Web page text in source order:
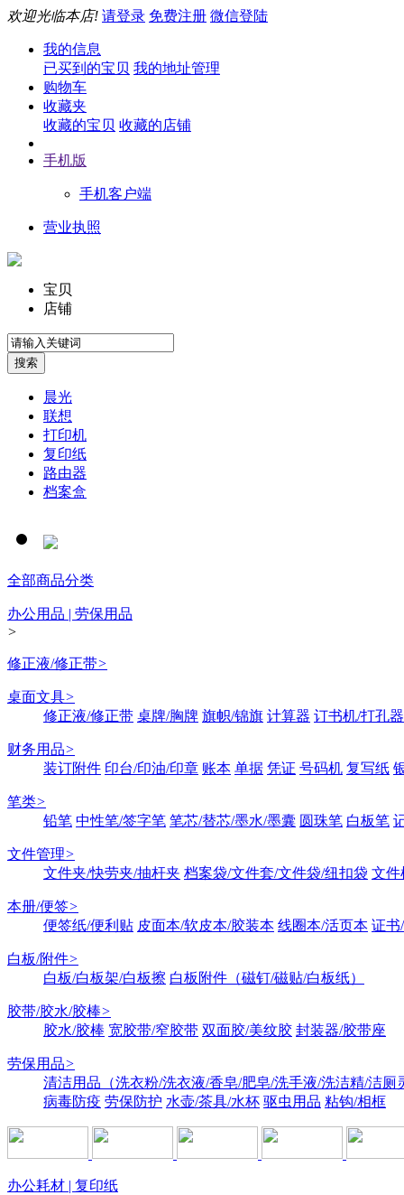
欢迎光临本店! 请登录 免费注册 微信登陆
我的信息
已买到的宝贝 我的地址管理
购物车
收藏夹
收藏的宝贝 收藏的店铺
手机版
手机客户端
营业执照
宝贝
店铺
晨光
联想
打印机
复印纸
路由器
档案盒
全部商品分类
办公用品 | 劳保用品
>
修正液/修正带>
桌面文具>
修正液/修正带 桌牌/胸牌 旗帜/锦旗 计算器 订书机/打孔器
财务用品>
装订附件 印台/印油/印章 账本 单据 凭证 号码机 复写纸
笔类>
铅笔 中性笔/签字笔 笔芯/替芯/墨水/墨囊 圆珠笔 白板笔
文件管理>
文件夹/快劳夹/抽杆夹 档案袋/文件套/文件袋/纽扣袋 文件
本册/便签>
便签纸/便利贴 皮面本/软皮本/胶装本 线圈本/活页本 证书
白板/附件>
白板/白板架/白板擦 白板附件（磁钉/磁贴/白板纸）
胶带/胶水/胶棒>
胶水/胶棒 宽胶带/窄胶带 双面胶/美纹胶 封装器/胶带座
劳保用品>
清洁用品（洗衣粉/洗衣液/香皂/肥皂/洗手液/洗洁精/洁厕
病毒防疫 劳保防护 水壶/茶具/水杯 驱虫用品 粘钩/相框
办公耗材 | 复印纸